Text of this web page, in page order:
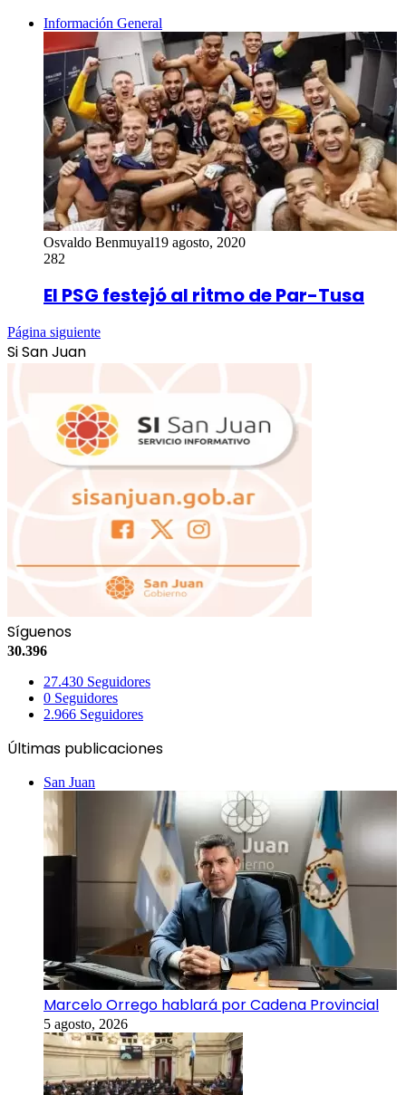
Información General
Osvaldo Benmuyal19 agosto, 2020
282
El PSG festejó al ritmo de Par-Tusa
Página siguiente
Si San Juan
Síguenos
30.396
27.430 Seguidores
0 Seguidores
2.966 Seguidores
Últimas publicaciones
San Juan
Marcelo Orrego hablará por Cadena Provincial
5 agosto, 2026